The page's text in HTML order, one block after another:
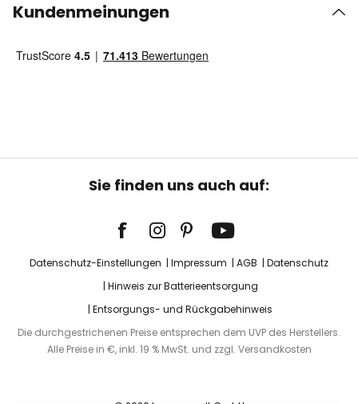
Kundenmeinungen
Sie finden uns auch auf:
Datenschutz-Einstellungen Impressum AGB
Datenschutz
Hinweis zur Batterieentsorgung
Entsorgungs- und Rückgabehinweis
Die durchgestrichenen Preise entsprechen dem UVP des Herstellers.
Alle Preise in €, inkl. 19 % MwSt. und zzgl. Versandkosten